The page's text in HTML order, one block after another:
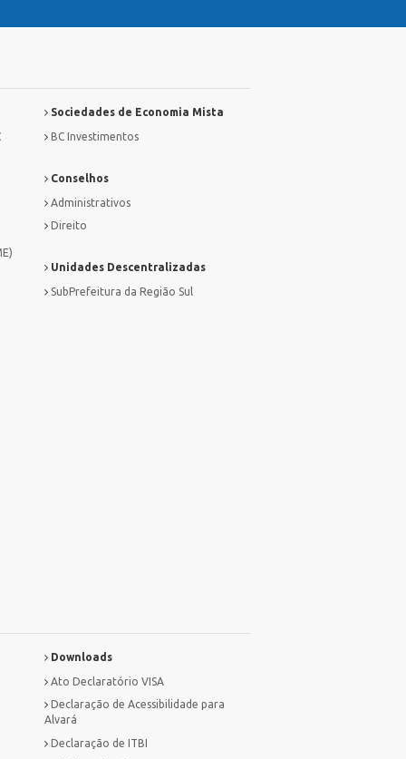
Sociedades de Economia Mista
BC Investimentos
Conselhos
Administrativos
Direito
Unidades Descentralizadas
SubPrefeitura da Região Sul
Downloads
Ato Declaratório VISA
Declaração de Acessibilidade para
Alvará
Declaração de ITBI